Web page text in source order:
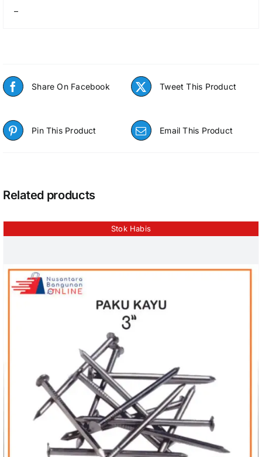
–
Share On Facebook Tweet This Product
Pin This Product Email This Product
Related products
Stok Habis